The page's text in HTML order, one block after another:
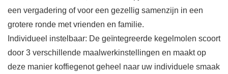
een vergadering of voor een gezellig samenzijn in een
grotere ronde met vrienden en familie.
Individueel instelbaar: De geïntegreerde kegelmolen scoort
door 3 verschillende maalwerkinstellingen en maakt op
deze manier koffiegenot geheel naar uw individuele smaak